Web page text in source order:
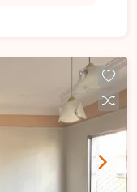
de portaria 24
adulto e
e
Possui gás
individuais
para mais
conhecer